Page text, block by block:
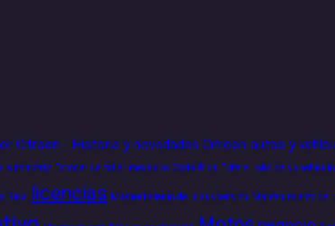
Citroen - Historia y novedades Citroen autos y
automotriz Escoger un taller mecánico Costa Rica Evite el robo de su vehículo
Rica licencias Mantenimiento de la suspensión Mantenimiento del